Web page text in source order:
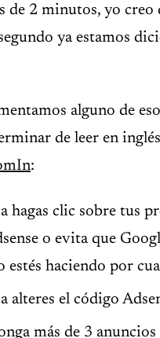
de 2 minutos, yo creo
ya estamos
alguno de
de leer en
:
hagas clic sobre tus
o evita que
estés haciendo por
alteres el código
más de 3